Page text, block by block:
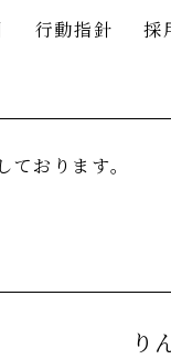
行動指針 採
おります。
り